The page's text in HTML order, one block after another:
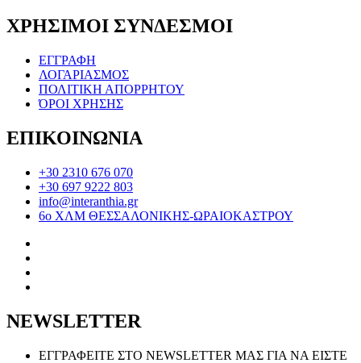
ΧΡΗΣΙΜΟΙ ΣΥΝΔΕΣΜΟΙ
ΕΓΓΡΑΦΗ
ΛΟΓΑΡΙΑΣΜΟΣ
ΠΟΛΙΤΙΚΗ ΑΠΟΡΡΗΤΟΥ
ΌΡΟΙ ΧΡΗΣΗΣ
ΕΠΙΚΟΙΝΩΝΙΑ
+30 2310 676 070
+30 697 9222 803
info@interanthia.gr
6ο ΧΛΜ ΘΕΣΣΑΛΟΝΙΚΗΣ-ΩΡΑΙΟΚΑΣΤΡΟΥ
NEWSLETTER
ΕΓΓΡΑΦΕΙΤΕ ΣΤΟ NEWSLETTER ΜΑΣ ΓΙΑ ΝΑ ΕΙΣΤΕ